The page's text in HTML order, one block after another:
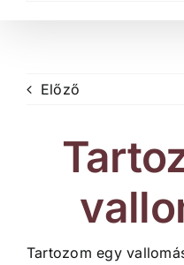
Előző
Tartozom egy